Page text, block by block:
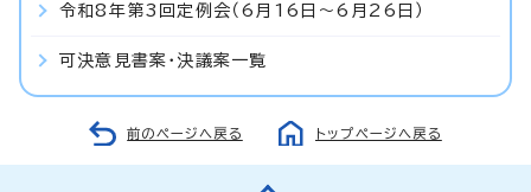
令和8年第3回定例会（6月16日～6月26日）
可決意見書案・決議案一覧
前のページへ戻る トップページへ戻る